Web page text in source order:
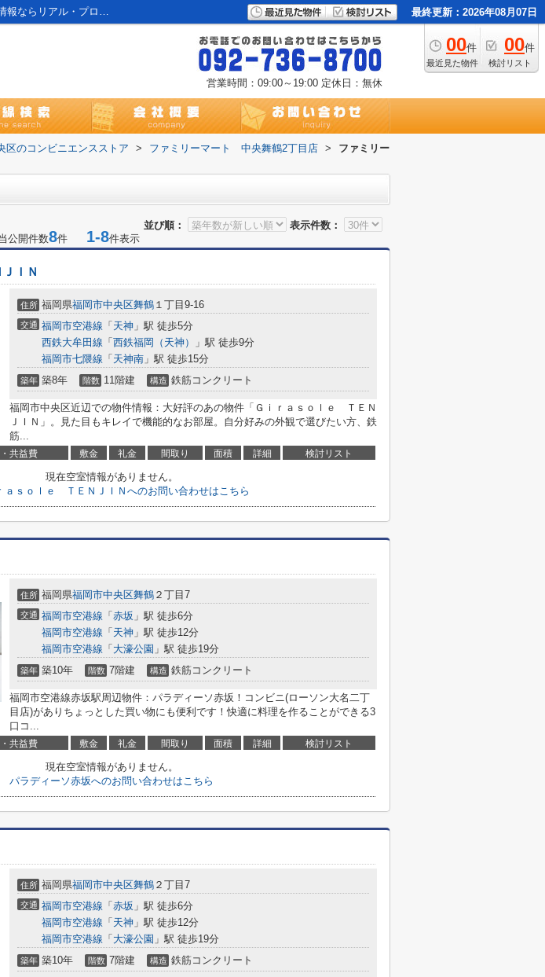
ファミリーマート 中央舞鶴2丁目店周辺の物件一覧｜福岡市・中央区の賃貸情報ならリアル・プロ株式会社 最終更新：2026年08月07日
00件
最近見た物件
00件
検討リスト
営業時間：09:00～19:00 定休日：無休
区のコンビニエンスストア > ファミリーマート 中央舞鶴2丁目店 >
ファミリー
並び順： 表示件数：
公開件数8件 1-8件表示
ＩＮ
住所 福岡県福岡市中央区舞鶴 １丁目9-16
交通 福岡市空港線 「 天神 」駅 徒歩5分
西鉄大牟田線 「 西鉄福岡（天神）
」駅 徒歩9分
福岡市七隈線 「 天神南 」駅 徒歩15分
築年 築8年 階数 11階建 構造 鉄筋コンクリート
福岡市中央区近辺での物件情報：大好評のあの物件「Ｇｉｒａｓｏｌｅ ＴＥＮ
ＪＩＮ」。見た目もキレイで機能的なお部屋。自分好みの外観で選びたい方、鉄
筋...
共益費 敷金 礼金 間取り 面積 詳細 検討リスト
現在空室情報がありません。
ａｓｏｌｅ ＴＥＮＪＩＮへのお問い合わせはこちら
住所 福岡県福岡市中央区舞鶴 ２丁目7
交通 福岡市空港線 「 赤坂 」駅 徒歩6分
福岡市空港線 「 天神 」駅 徒歩12分
福岡市空港線 「 大濠公園 」駅 徒歩19分
築年 築10年 階数 7階建 構造 鉄筋コンクリート
福岡市空港線赤坂駅周辺物件：パラディーソ赤坂！コンビニ(ローソン大名二丁
目店)がありちょっとした買い物にも便利です！快適に料理を作ることができる3
口コ...
共益費 敷金 礼金 間取り 面積 詳細 検討リスト
現在空室情報がありません。
パラディーソ赤坂へのお問い合わせはこちら
住所 福岡県福岡市中央区舞鶴 ２丁目7
交通 福岡市空港線 「 赤坂 」駅 徒歩6分
福岡市空港線 「 天神 」駅 徒歩12分
福岡市空港線 「 大濠公園 」駅 徒歩19分
築年 築10年 階数 7階建 構造 鉄筋コンクリート